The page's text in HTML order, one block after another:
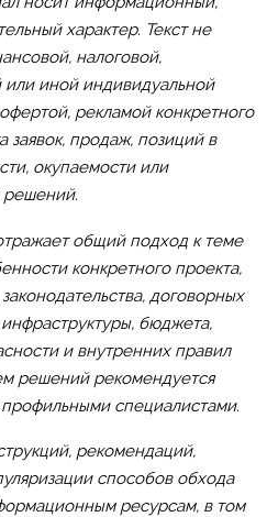
характер. Текст не
налоговой,
или иной индивидуальной
рекламой конкретного
заявок, продаж, позиций в
окупаемости или
решений.
общий подход к теме
конкретного проекта,
договорных
инфраструктуры, бюджета,
и внутренних правил
решений рекомендуется
профильными специалистами.
рекомендаций,
способов обхода
ресурсам, в том